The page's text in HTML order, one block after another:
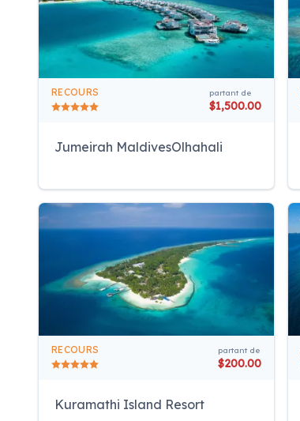
RECOURS partant de
$1,500.00
Jumeirah MaldivesOlhahali
RECOURS partant de
$200.00
Kuramathi Island Resort